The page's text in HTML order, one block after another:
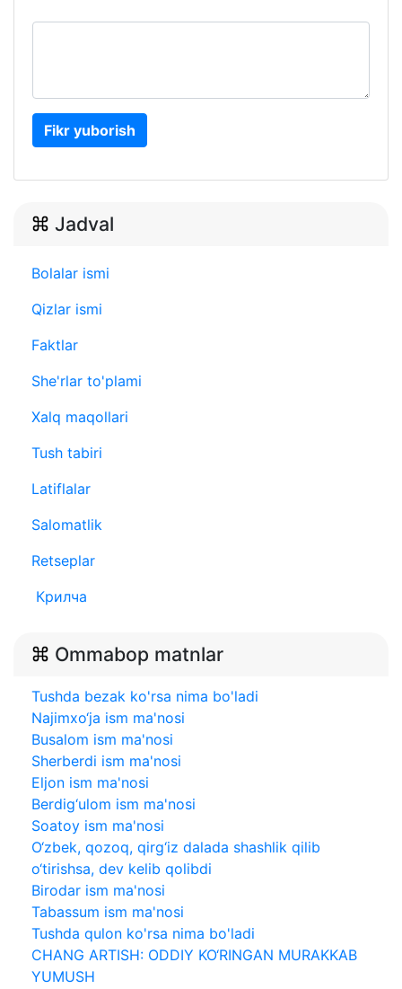
Fikr yuborish
Jadval
Bolalar ismi
Qizlar ismi
Faktlar
She'rlar to'plami
Xalq maqollari
Tush tabiri
Latiflalar
Salomatlik
Retseplar
Крилча
Ommabop matnlar
Tushda bezak ko'rsa nima bo'ladi
Najimxo‘ja ism ma'nosi
Busalom ism ma'nosi
Sherberdi ism ma'nosi
Eljon ism ma'nosi
Berdig‘ulom ism ma'nosi
Soatoy ism ma'nosi
O‘zbek, qozoq, qirg‘iz dalada shashlik qilib
o‘tirishsa, dev kelib qolibdi
Birodar ism ma'nosi
Tabassum ism ma'nosi
Tushda qulon ko'rsa nima bo'ladi
CHANG ARTISH: ODDIY KO‘RINGAN MURAKKAB
YUMUSH